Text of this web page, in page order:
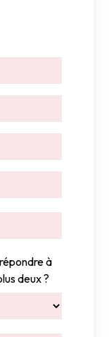
à
deux ?